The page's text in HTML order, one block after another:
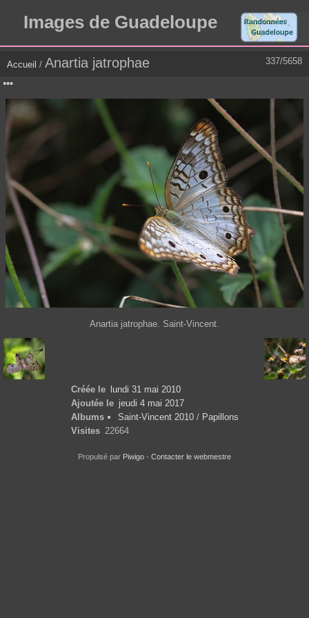
Images de Guadeloupe
337/5658
Accueil / Anartia jatrophae
Anartia jatrophae. Saint-Vincent.
Créée le
lundi 31 mai 2010
Ajoutée le jeudi 4 mai 2017
Albums
Saint-Vincent 2010/ Papillons
Visites 22664
Propulsé par Piwigo - Contacter le webmestre